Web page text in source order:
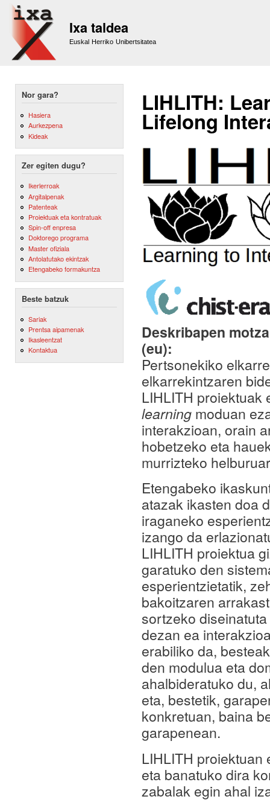
Ixa taldea
Euskal Herriko Unibertsitatea
Nor gara?
Hasiera
Aurkezpena
Kideak
Zer egiten dugu?
Ikerlerroak
Argitalpenak
Patenteak
Proiektuak eta kontratuak
Spin-off enpresa
Doktorego programa
Master ofiziala
Antolatutako ekintzak
Etengabeko formakuntza
Beste batzuk
Sariak
Prentsa aipamenak
Ikasleentzat
Kontaktua
LIHLITH:
Lifelong
Deskribapen
(eu):
Pertsonekiko
elkarrekintzaren
LIHLITH
learning moduan
interakzioan, orain
hobetzeko eta
murrizteko
Etengabeko
atazak ikasten doa
iraganeko
izango da
LIHLITH proiektua
garatuko den
esperientzietatik,
bakoitzaren
sortzeko
dezan ea
erabiliko da,
den modulua eta
ahalbideratuko du,
eta, bestetik,
konkretuan, baina
garapenean.
LIHLITH proiektuan
eta banatuko dira
zabalak egin ahal